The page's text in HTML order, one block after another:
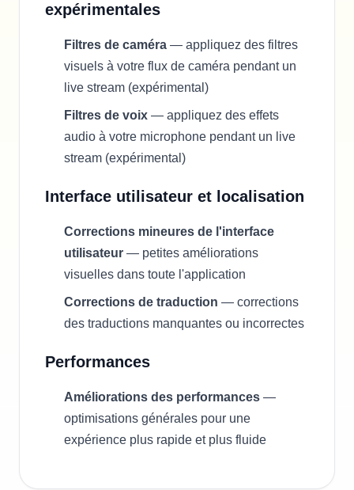
expérimentales
Filtres de caméra — appliquez des filtres
visuels à votre flux de caméra pendant un
live stream (expérimental)
Filtres de voix — appliquez des effets
audio à votre microphone pendant un live
stream (expérimental)
Interface utilisateur et localisation
Corrections mineures de l'interface
utilisateur — petites améliorations
visuelles dans toute l'application
Corrections de traduction — corrections
des traductions manquantes ou incorrectes
Performances
Améliorations des performances —
optimisations générales pour une
expérience plus rapide et plus fluide